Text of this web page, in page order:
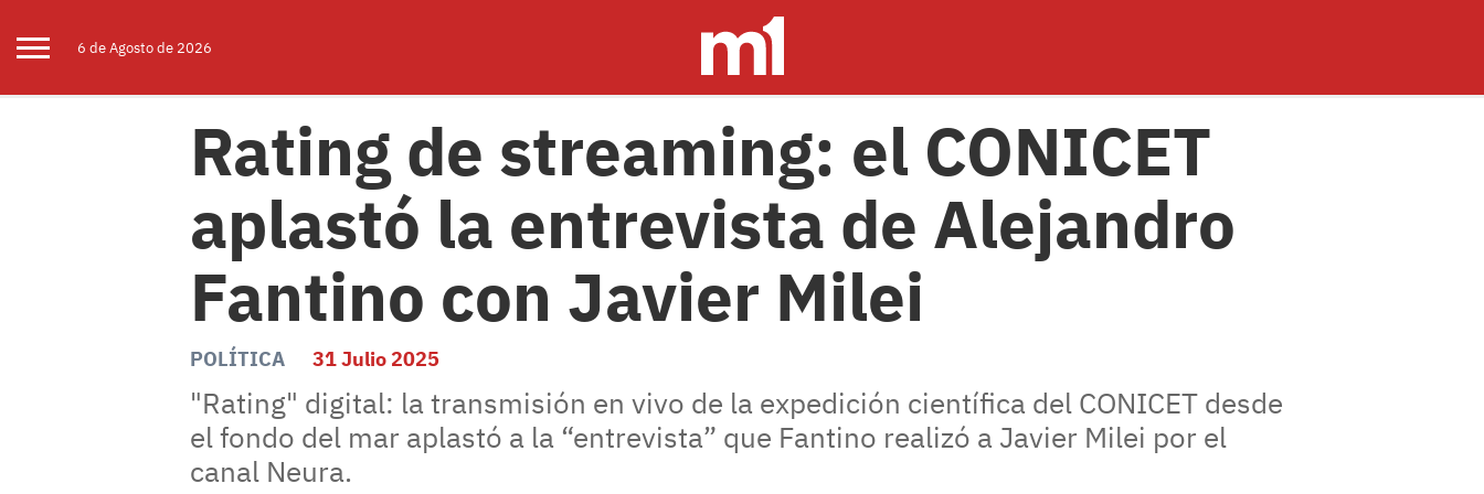
6 deAgostode 2026
Rating de streaming: el CONICET
aplastó la entrevista de Alejandro
Fantino con Javier Milei
POLÍTICA 31 Julio 2025
"Rating" digital: la transmisión en vivo de la expedición científica del CONICET desde
el fondo del mar aplastó a la “entrevista” que Fantino realizó a Javier Milei por el
canal Neura.